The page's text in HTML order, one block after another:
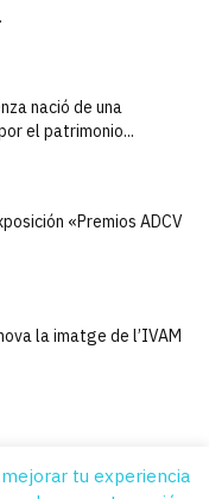
nació de una
el patrimonio...
«Premios ADCV
la imatge de l’IVAM
tu experiencia